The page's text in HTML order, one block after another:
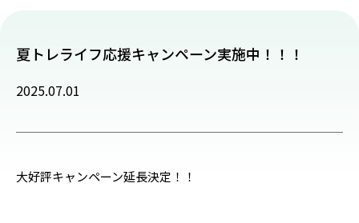
夏トレライフ応援キャンペーン実施中！！！
2025.07.01
大好評キャンペーン延長決定！！